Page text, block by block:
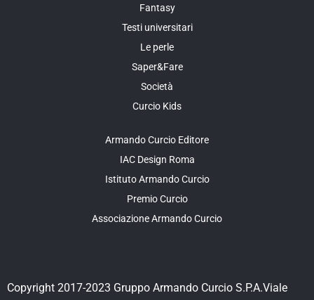
Fantasy
Testi universitari
Le perle
Saper&Fare
Società
Curcio Kids
Armando Curcio Editore
IAC Design Roma
Istituto Armando Curcio
Premio Curcio
Associazione Armando Curcio
Copyright 2017-2023 Gruppo Armando Curcio S.P.A.Viale